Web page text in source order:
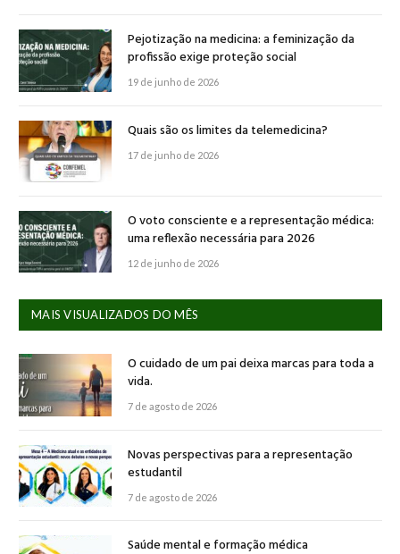
Pejotização na medicina: a feminização da
profissão exige proteção social
19 de junho de 2026
Quais são os limites da telemedicina?
17 de junho de 2026
O voto consciente e a representação médica:
uma reflexão necessária para 2026
12 de junho de 2026
MAIS VISUALIZADOS DO MÊS
O cuidado de um pai deixa marcas para toda a
vida.
7 de agosto de 2026
Novas perspectivas para a representação
estudantil
7 de agosto de 2026
Saúde mental e formação médica